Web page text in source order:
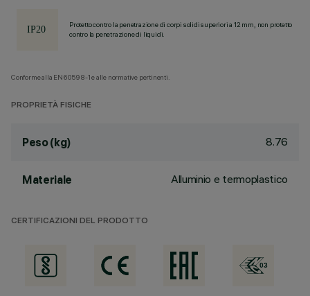
Protetto contro la penetrazione di corpi solidi superiori a 12 mm, non protetto
contro la penetrazione di liquidi.
Conforme alla EN60598-1 e alle normative pertinenti.
PROPRIETÀ FISICHE
Peso (kg) 8.76
Materiale Alluminio e termoplastico
CERTIFICAZIONI DEL PRODOTTO